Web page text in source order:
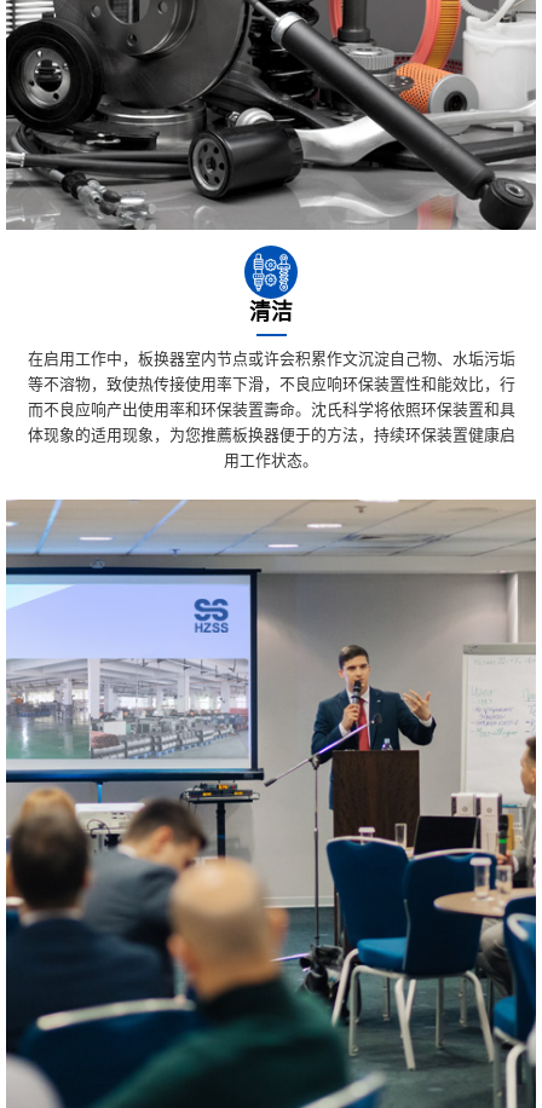
清洁
在启用工作中，板换器室内节点或许会积累作文沉淀自己物、水垢污垢
等不溶物，致使热传接使用率下滑，不良应响环保装置性和能效比，行
而不良应响产出使用率和环保装置壽命。沈氏科学将依照环保装置和具
体现象的适用现象，为您推薦板换器便于的方法，持续环保装置健康启
用工作状态。